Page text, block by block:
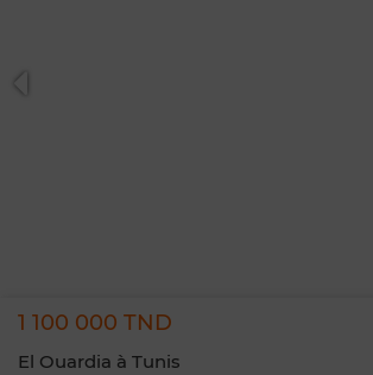
1 100 000 TND
El Ouardia à Tunis